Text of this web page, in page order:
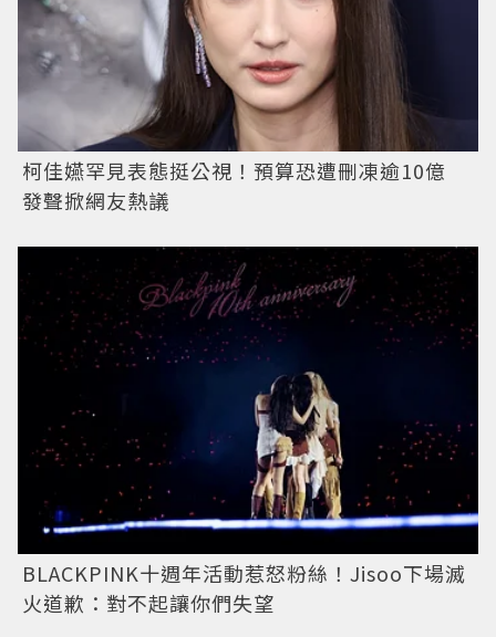
柯佳嬿罕見表態挺公視！預算恐遭刪凍逾10億
發聲掀網友熱議
BLACKPINK十週年活動惹怒粉絲！Jisoo下場滅
火道歉：對不起讓你們失望